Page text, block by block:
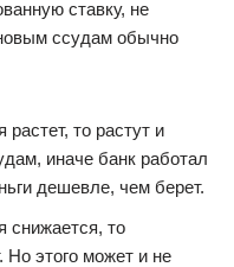
ставку, не
ссудам обычно
то растут и
иначе банк работал
дешевле, чем берет.
снижается, то
Но этого может и не